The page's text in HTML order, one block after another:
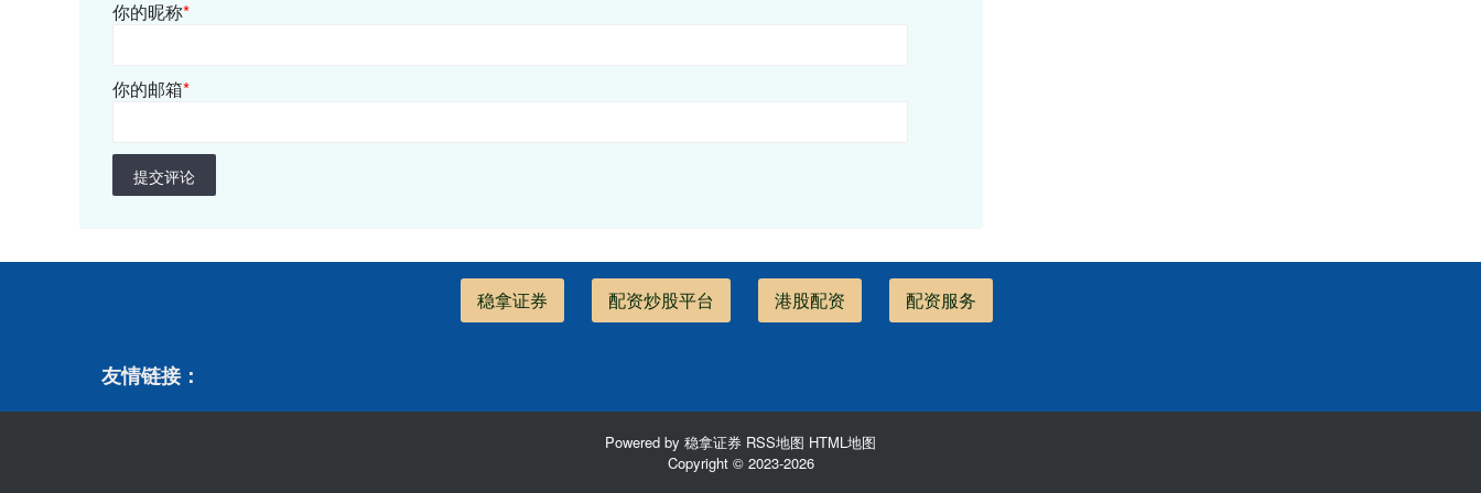
你的昵称*
你的邮箱*
提交评论
稳拿证券 配资炒股平台 港股配资 配资服务
友情链接：
Powered by 稳拿证券 RSS地图 HTML地图
Copyright © 2023-2026